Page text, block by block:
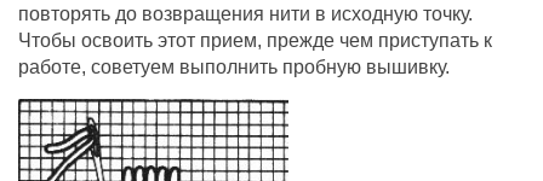
повторять до возвращения нити в исходную точку.
Чтобы освоить этот прием, прежде чем приступать к
работе, советуем выполнить пробную вышивку.